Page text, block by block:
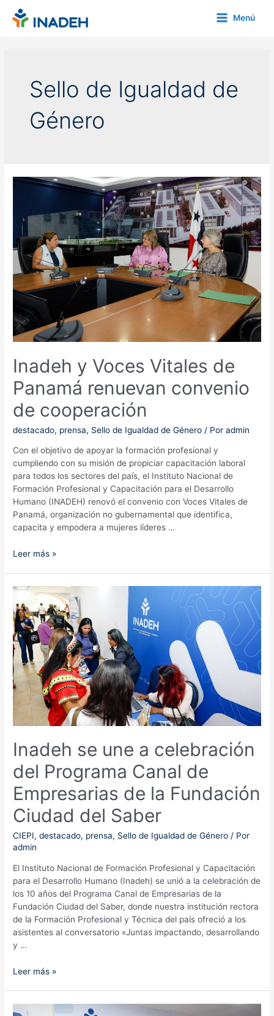
Menú
Sello de Igualdad de
Género
Inadeh y Voces Vitales de
Panamá renuevan convenio
de cooperación
destacado, prensa, Sello de Igualdad de Género / Poradmin
Con el objetivo de apoyar la formación profesional y
cumpliendo con su misión de propiciar capacitación laboral
para todos los sectores del país, el Instituto Nacional de
Formación Profesional y Capacitación para el Desarrollo
Humano (INADEH) renovó el convenio con Voces Vitales de
Panamá, organización no gubernamental que identifica,
capacita y empodera a mujeres líderes …
Inadeh
Vitales
de
Panamá
renuevan
convenio
de
cooperación
Leer más »
Inadeh se une a celebración
del Programa Canal de
Empresarias de la Fundación
Ciudad del Saber
CIEPI,destacado, prensa, Sello de Igualdad de Género / Por
admin
El Instituto Nacional de Formación Profesional y Capacitación
para el Desarrollo Humano (Inadeh) se unió a la celebración de
los 10 años del Programa Canal de Empresarias de la
Fundación Ciudad del Saber, donde nuestra institución rectora
de la Formación Profesional y Técnica del país ofreció a los
asistentes al conversatorio «Juntas impactando, desarrollando
y …
Inadeh
Leer más »